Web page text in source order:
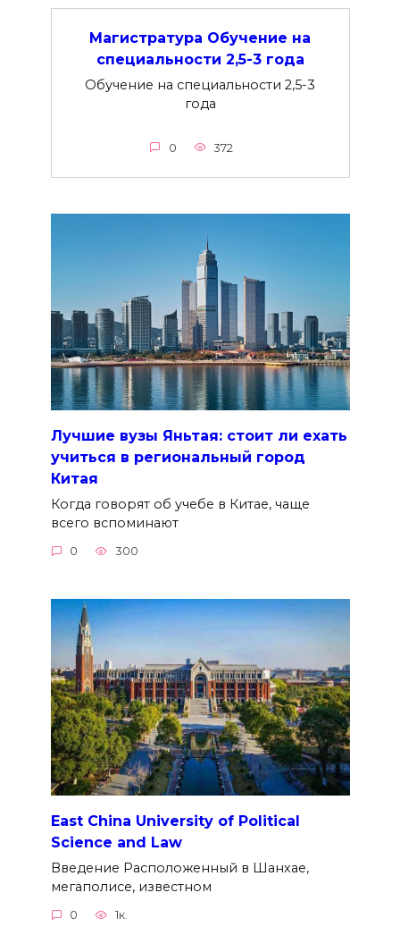
Магистратура Обучение на
специальности 2,5-3 года
Обучение на специальности 2,5-3
года
0 372
Лучшие вузы Яньтая: стоит ли ехать
учиться в региональный город
Китая
Когда говорят об учебе в Китае, чаще
всего вспоминают
0 300
East China University of Political
Science and Law
Введение Расположенный в Шанхае,
мегаполисе, известном
0 1к.